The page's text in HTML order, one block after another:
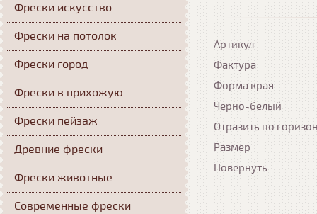
Артикул
Фактура
Форма края
Черно-белый
Отразить по
Размер
Повернуть
Фрески искусство
Фрески на потолок
Фрески город
Фрески в прихожую
Фрески пейзаж
Древние фрески
Фрески животные
Современные фрески